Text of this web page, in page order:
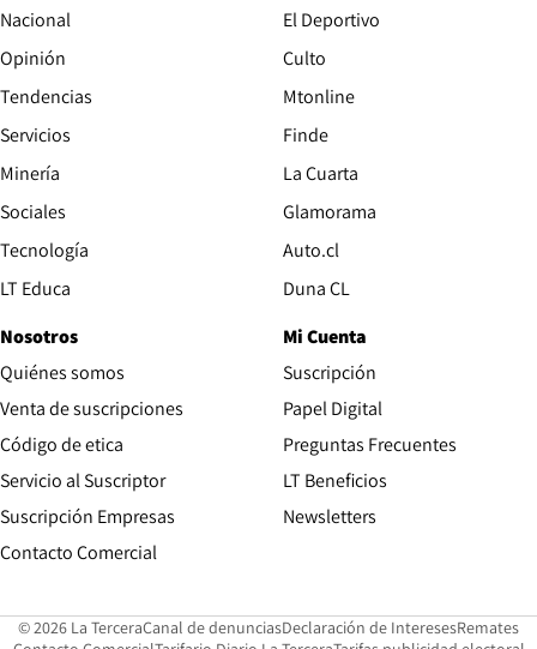
Nacional
Opinión
Tendencias
Servicios
Minería
Sociales
Tecnología
LT Educa
El Deportivo
Culto
Mtonline
Finde
La Cuarta
Glamorama
Auto.cl
Duna CL
Nosotros
Quiénes somos
Venta de suscripciones
Código de etica Opens in new window
Servicio al Suscriptor
Suscripción Empresas
Contacto Comercial
Mi Cuenta
Suscripción
Papel Digital
Preguntas Frecuentes
LT Beneficios
Newsletters
© 2026 La TerceraCanal de denunciasOpens in new window
Declaración de InteresesOpens in
Remates